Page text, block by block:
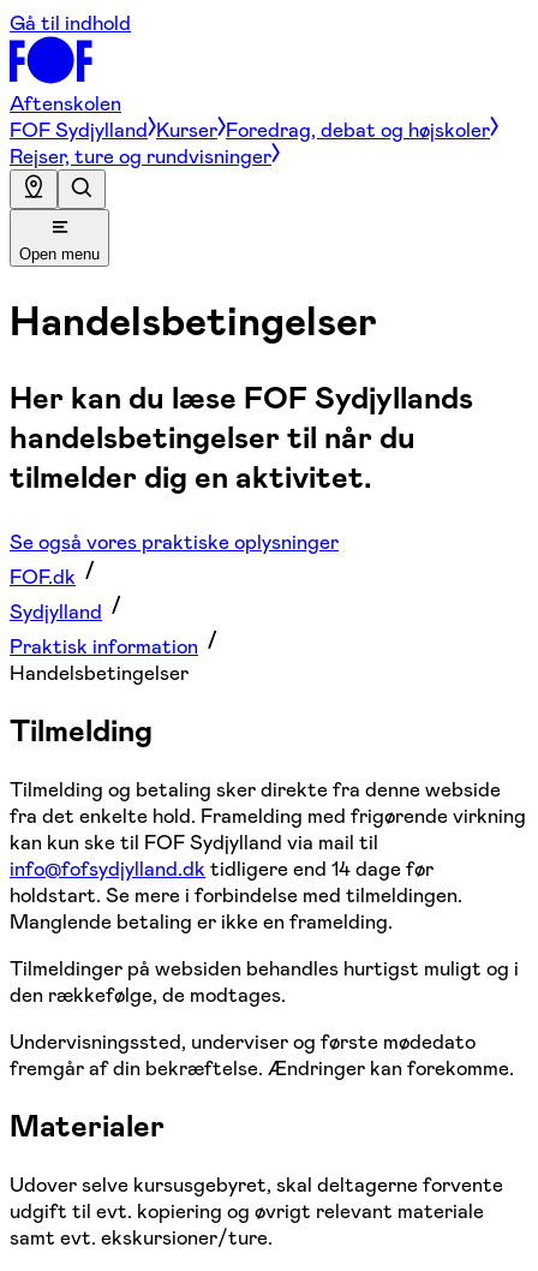
Gå til indhold
Aftenskolen
FOF Sydjylland Kurser Foredrag, debat og højskoler
Rejser, ture og rundvisninger
Open menu
Handelsbetingelser
Her kan du læse FOF Sydjyllands
handelsbetingelser til når du
tilmelder dig en aktivitet.
Se også vores praktiske oplysninger
FOF.dk
Sydjylland
Praktisk information
Handelsbetingelser
Tilmelding
Tilmelding og betaling sker direkte fra denne webside
fra det enkelte hold. Framelding med frigørende virkning
kan kun ske til FOF Sydjylland via mail til
info@fofsydjylland.dk tidligere end 14 dage før
holdstart. Se mere i forbindelse med tilmeldingen.
Manglende betaling er ikke en framelding.
Tilmeldinger på websiden behandles hurtigst muligt og i
den rækkefølge, de modtages.
Undervisningssted, underviser og første mødedato
fremgår af din bekræftelse. Ændringer kan forekomme.
Materialer
Udover selve kursusgebyret, skal deltagerne forvente
udgift til evt. kopiering og øvrigt relevant materiale
samt evt. ekskursioner/ture.